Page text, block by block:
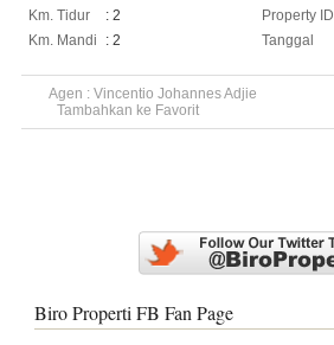
Km. Tidur
: 2
Km. Mandi
: 2
Property ID
Tanggal
Agen : Vincentio Johannes Adjie
Tambahkan ke Favorit
Biro Properti FB Fan Page